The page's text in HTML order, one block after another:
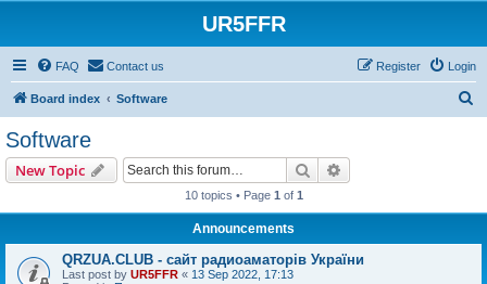
UR5FFR
FAQ Contact us Login
Register
Board index Software
Software
New Topic Search
10 topics • Page 1 of 1
Announcements
QRZUA.CLUB - сайт радиоаматорів України
Last post by UR5FFR « 13 Sep 2022, 17:13